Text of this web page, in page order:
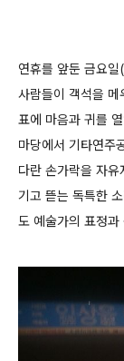
연휴를 앞둔 금요
사람들이 객석을
표에 마음과 귀를
마당에서 기타연주
다란 손가락을 자
기고 뜯는 독특한
도 예술가의 표정